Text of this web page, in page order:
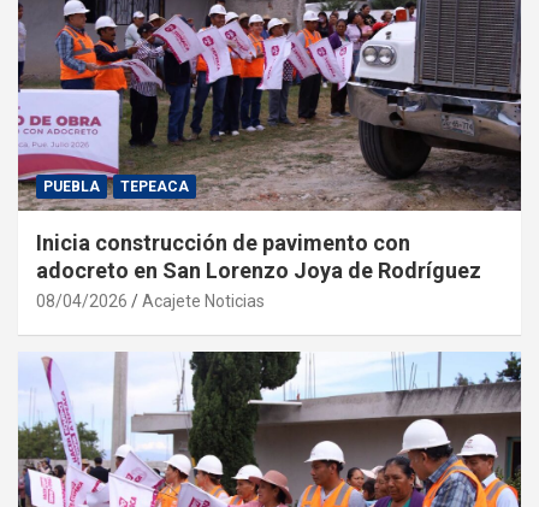
PUEBLA TEPEACA
Inicia construcción de pavimento con
adocreto en San Lorenzo Joya de Rodríguez
08/04/2026 Acajete Noticias